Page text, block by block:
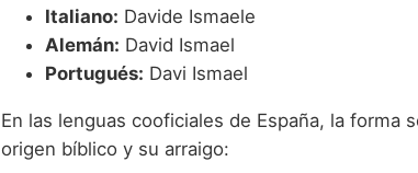
Italiano: Davide Ismaele
Alemán: David Ismael
Portugués: Davi Ismael
En las lenguas cooficiales de España, la forma
origen bíblico y su arraigo: